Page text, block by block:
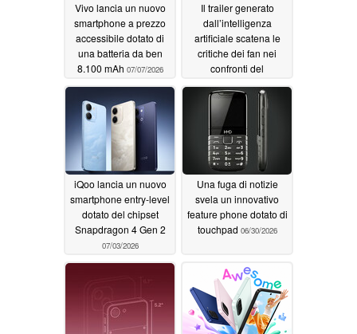
Vivo lancia un nuovo
smartphone a prezzo
accessibile dotato di
una batteria da ben
8.100 mAh 07/07/2026
Il trailer generato
dall’intelligenza
artificiale scatena le
critiche dei fan nei
confronti del
8020, proprio mentre
viene applicato un
taglio di prezzo
07/04/2026
iQoo lancia un nuovo
smartphone entry-level
dotato del chipset
Snapdragon 4 Gen 2
07/03/2026
Una fuga di notizie
svela un innovativo
feature phone dotato di
touchpad 06/30/2026